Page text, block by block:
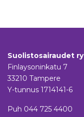
Suolistosairaudet ry
Finlaysoninkatu 7
33210 Tampere
Y-tunnus 1714141-6
Puh 044 725 4400